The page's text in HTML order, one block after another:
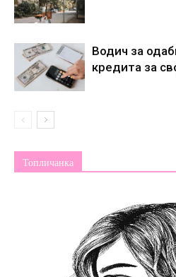
Водич за
кредита за
Топличанка